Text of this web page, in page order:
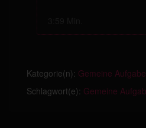
Kategorie(n): Gemeine Aufgabe
Schlagwort(e): Gemeine